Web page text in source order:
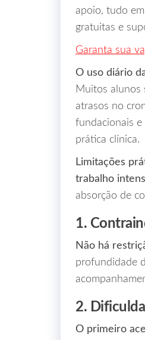
apoio, tudo
gratuitas e
Garanta sua
O uso diário
Muitos alunos
atrasos no
fundacionais e
prática clínica.
Limitações
trabalho
absorção de
1.
Não há
profundidade
2.
O primeiro